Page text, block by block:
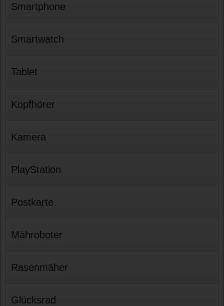
Smartphone
Smartwatch
Tablet
Kopfhörer
Kamera
PlayStation
Postkarte
Mähroboter
Rasenmäher
Glücksrad